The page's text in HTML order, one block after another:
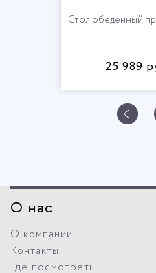
Стол обеденный
25 989
О нас
О компании
Контакты
Где посмотреть